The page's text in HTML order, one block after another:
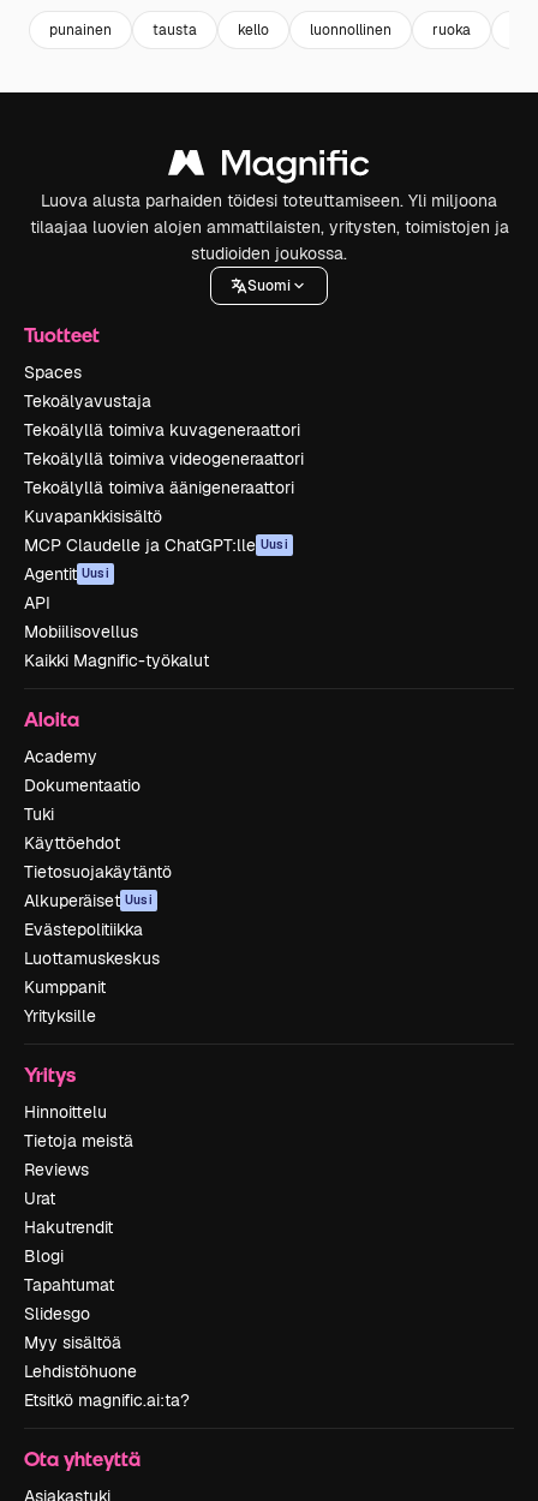
punainen tausta kello luonnollinen ruoka
Luova alusta parhaiden töidesi toteuttamiseen. Yli miljoona
tilaajaa luovien alojen ammattilaisten, yritysten, toimistojen ja
studioiden joukossa.
Suomi
Tuotteet
Spaces
Tekoälyavustaja
Tekoälyllä toimiva kuvageneraattori
Tekoälyllä toimiva videogeneraattori
Tekoälyllä toimiva äänigeneraattori
Kuvapankkisisältö
MCP Claudelle ja ChatGPT:lle Uusi
Agentit Uusi
API
Mobiilisovellus
Kaikki Magnific-työkalut
Aloita
Academy
Dokumentaatio
Tuki
Käyttöehdot
Tietosuojakäytäntö
Alkuperäiset Uusi
Evästepolitiikka
Luottamuskeskus
Kumppanit
Yrityksille
Yritys
Hinnoittelu
Tietoja meistä
Reviews
Urat
Hakutrendit
Blogi
Tapahtumat
Slidesgo
Myy sisältöä
Lehdistöhuone
Etsitkö magnific.ai:ta?
Ota yhteyttä
Asiakastuki